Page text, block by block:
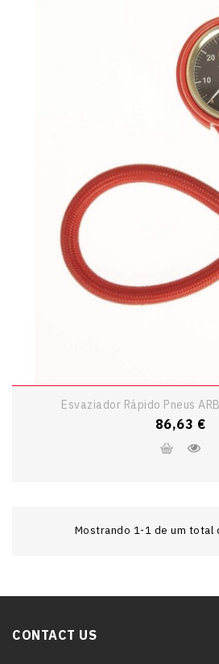
Esvaziador Rápido Pneus
Preço
86,63 €
Mostrando 1-1 de um total
CONTACT US